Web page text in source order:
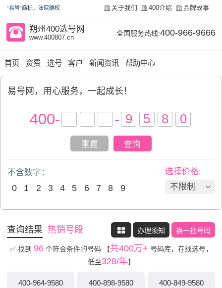
“易号”商标，法院确权 关于我们 400介绍 品牌故事
朔州400选号网
www.400807.cn
全国服务热线:400-966-9666
首页 资费 选号 客户 新闻资讯 帮助中心
易号网，用心服务，一起成长！
400- -
重置 查询
不含数字：
0 1 2 3 4 5 6 7 8 9
选择价格:
不限制
查询结果 热销号段 办理须知 换一批号码
✅ 找到 96个符合条件的号码 【共400万+ 号码库，在线选号，
低至328/年】
400-964-9580 400-898-9580 400-849-9580